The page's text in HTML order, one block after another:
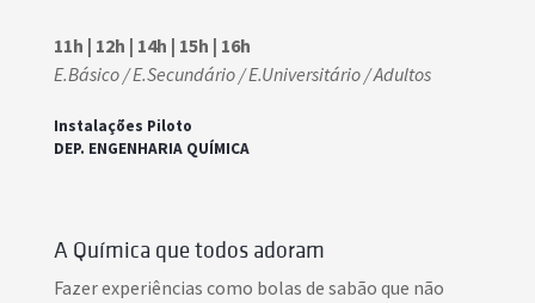
11h | 12h | 14h | 15h | 16h
E.Básico / E.Secundário / E.Universitário / Adultos
Instalações Piloto
DEP. ENGENHARIA QUÍMICA
A Química que todos adoram
Fazer experiências como bolas de sabão que não